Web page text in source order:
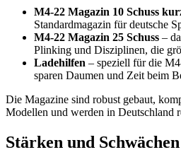
M4-22 Magazin 10 Schuss
Standardmagazin für deutsche
M4-22 Magazin 25 Schuss –
Plinking und Disziplinen, die
Ladehilfen – speziell für die
sparen Daumen und Zeit beim
Die Magazine sind robust gebaut,
Modellen und werden in Deutschland
Stärken und Schwächen